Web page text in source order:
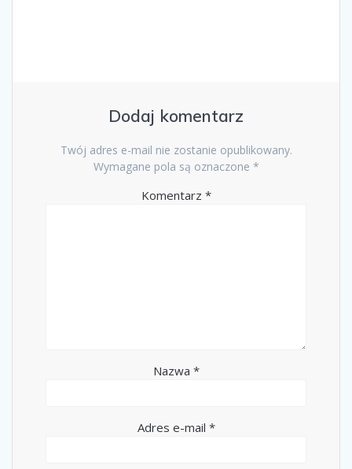
Dodaj komentarz
Twój adres e-mail nie zostanie opublikowany.
Wymagane pola są oznaczone *
Komentarz *
Nazwa *
Adres e-mail *